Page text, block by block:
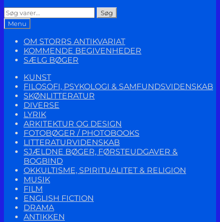
Søg
efter:
Søg
Menu
OM STORRS ANTIKVARIAT
KOMMENDE BEGIVENHEDER
SÆLG BØGER
KUNST
FILOSOFI, PSYKOLOGI & SAMFUNDSVIDENSKAB
SKØNLITTERATUR
DIVERSE
LYRIK
ARKITEKTUR OG DESIGN
FOTOBØGER / PHOTOBOOKS
LITTERATURVIDENSKAB
SJÆLDNE BØGER, FØRSTEUDGAVER &
BOGBIND
OKKULTISME, SPIRITUALITET & RELIGION
MUSIK
FILM
ENGLISH FICTION
DRAMA
ANTIKKEN